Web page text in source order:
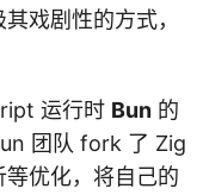
戏剧性的方式，
运行时 Bun 的
团队 fork 了 Zig
优化，将自己的